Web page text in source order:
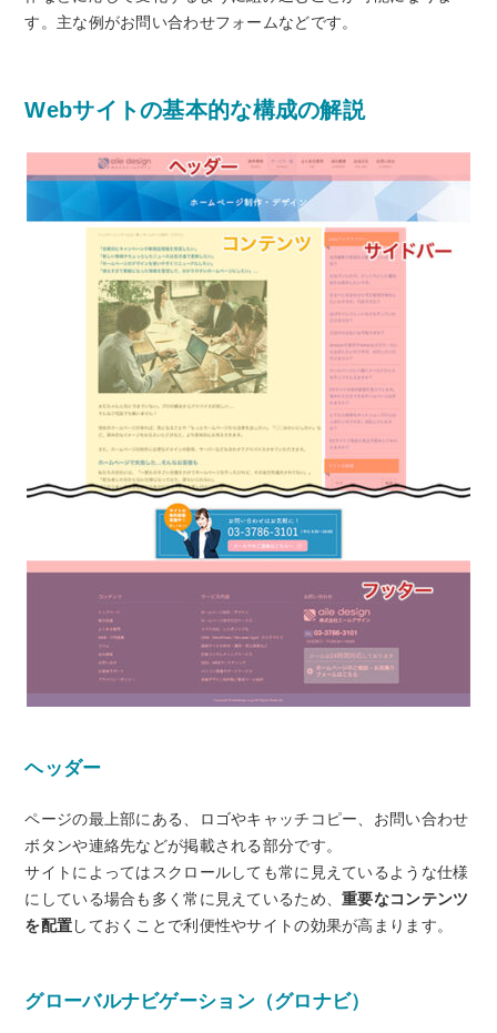
す。主な例がお問い合わせフォームなどです。
Webサイトの基本的な構成の解説
ヘッダー
ページの最上部にある、ロゴやキャッチコピー、お問い合わせ
ボタンや連絡先などが掲載される部分です。
サイトによってはスクロールしても常に見えているような仕様
にしている場合も多く常に見えているため、重要なコンテンツ
を配置 しておくことで利便性やサイトの効果が高まります。
グローバルナビゲーション（グロナビ）